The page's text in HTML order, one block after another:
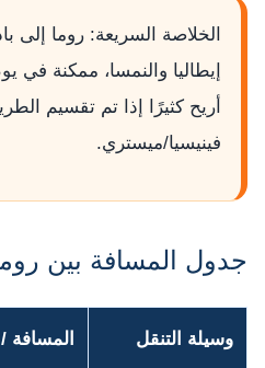
الخلاصة السريعة: روما إلى
إيطاليا والنمسا، ممكنة في
أريح كثيرًا إذا تم تقسيم
فينيسيا/ميستري.
جدول المسافة بين
وسيلة التنقل المسافة /